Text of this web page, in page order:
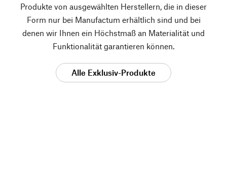
Produkte von ausgewählten Herstellern, die in dieser
Form nur bei Manufactum erhältlich sind und bei
denen wir Ihnen ein Höchstmaß an Materialität und
Funktionalität garantieren können.
Alle Exklusiv-Produkte